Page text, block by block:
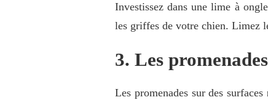
Investissez dans une lime à
les griffes de votre chien. Limez
3. Les
Les promenades sur des